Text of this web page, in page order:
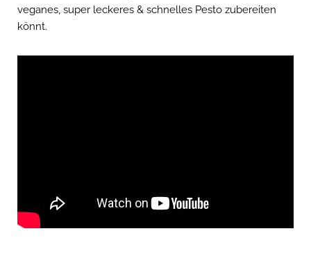
veganes, super leckeres & schnelles Pesto zubereiten
könnt.